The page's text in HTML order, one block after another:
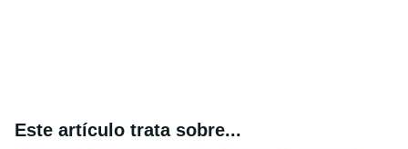
Este artículo trata sobre...